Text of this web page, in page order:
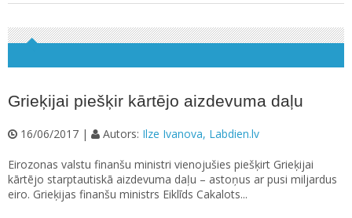
Grieķijai piešķir kārtējo aizdevuma daļu
16/06/2017 | Autors: Ilze Ivanova, Labdien.lv
Eirozonas valstu finanšu ministri vienojušies piešķirt Grieķijai
kārtējo starptautiskā aizdevuma daļu – astoņus ar pusi miljardus
eiro. Grieķijas finanšu ministrs Eiklīds Cakalots...